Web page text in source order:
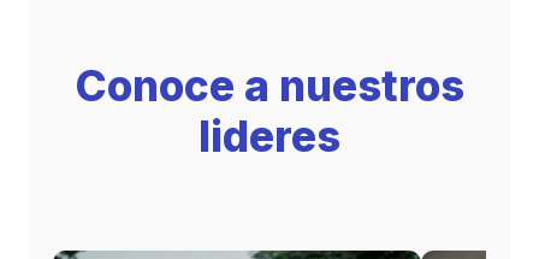
Conoce a nuestros
lideres